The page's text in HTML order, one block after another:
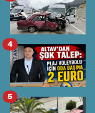
4
5